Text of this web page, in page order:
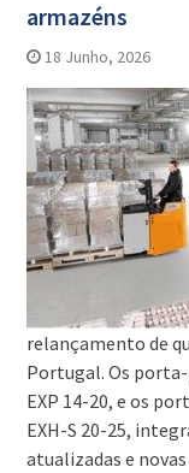
armazéns
18 Junho, 2026
relançamento de
Portugal. Os porta-
EXP 14-20, e os
EXH-S 20-25,
atualizadas e